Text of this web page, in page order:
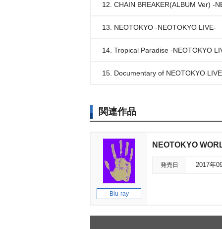
12. CHAIN BREAKER(ALBUM Ver) -
13. NEOTOKYO -NEOTOKYO LIVE-
14. Tropical Paradise -NEOTOKYO
15. Documentary of NEOTOKYO LIVE
関連作品
Blu-ray
NEOTOKYO
発売日 2017年